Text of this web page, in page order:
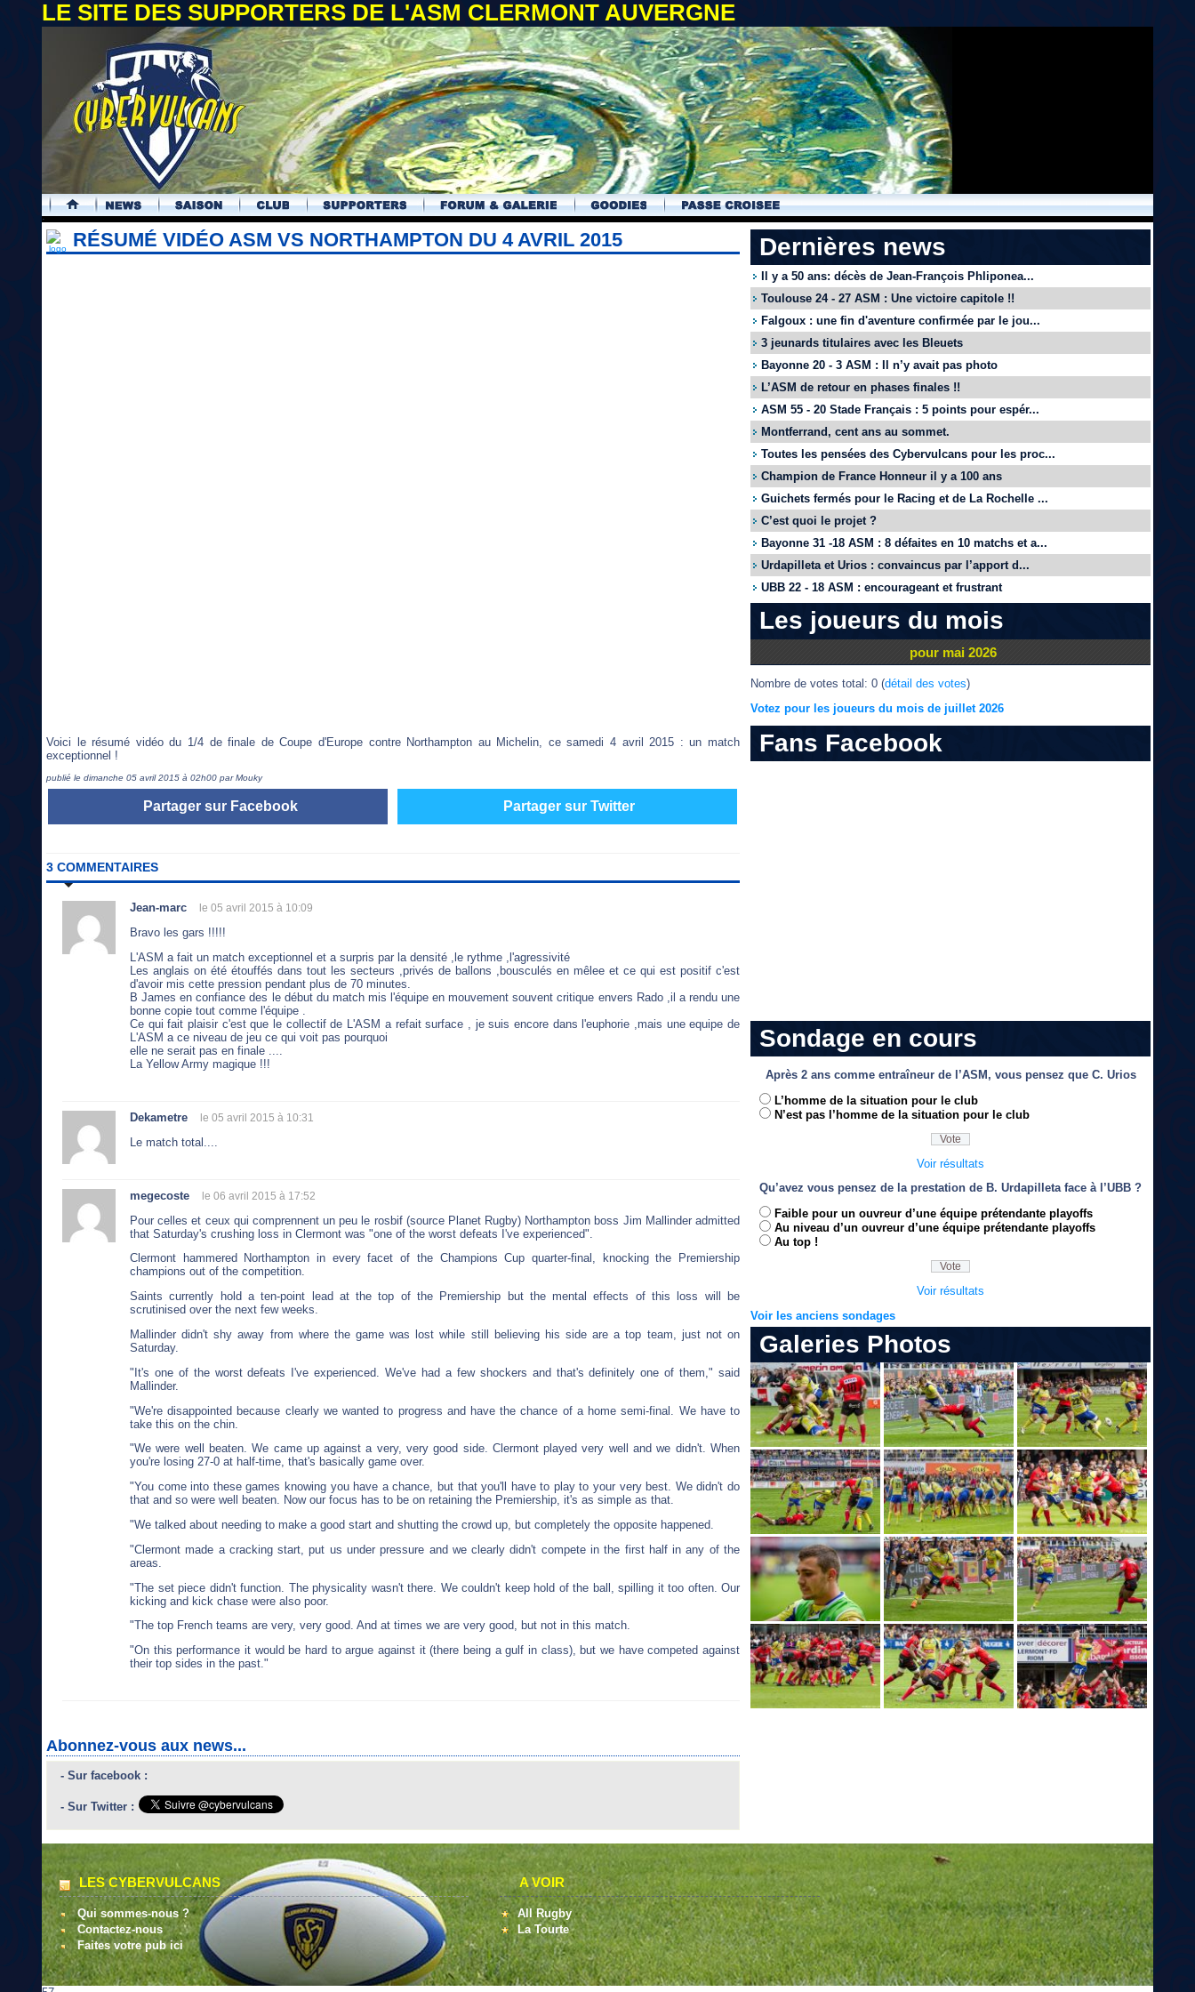
LE SITE DES SUPPORTERS DE L'ASM CLERMONT AUVERGNE
.
RÉSUMÉ VIDÉO ASM VS NORTHAMPTON DU 4 AVRIL 2015
Voici le résumé vidéo du 1/4 de finale de Coupe d'Europe contre Northampton au Michelin, ce samedi 4 avril 2015 : un match
exceptionnel !
publié le dimanche 05 avril 2015 à 02h00 par Mouky
Partager sur Facebook Partager sur Twitter
3 COMMENTAIRES
Jean-marc le 05 avril 2015 à 10:09
Bravo les gars !!!!!
L'ASM a fait un match exceptionnel et a surpris par la densité ,le rythme ,l'agressivité
Les anglais on été étouffés dans tout les secteurs ,privés de ballons ,bousculés en mêlee et ce qui est positif c'est
d'avoir mis cette pression pendant plus de 70 minutes.
B James en confiance des le début du match mis l'équipe en mouvement souvent critique envers Rado ,il a rendu une
bonne copie tout comme l'équipe .
Ce qui fait plaisir c'est que le collectif de L'ASM a refait surface , je suis encore dans l'euphorie ,mais une equipe de
L'ASM a ce niveau de jeu ce qui voit pas pourquoi
elle ne serait pas en finale ....
La Yellow Army magique !!!
Dekametre le 05 avril 2015 à 10:31
Le match total....
megecoste le 06 avril 2015 à 17:52
Pour celles et ceux qui comprennent un peu le rosbif (source Planet Rugby) Northampton boss Jim Mallinder admitted
that Saturday's crushing loss in Clermont was "one of the worst defeats I've experienced".
Clermont hammered Northampton in every facet of the Champions Cup quarter-final, knocking the Premiership
champions out of the competition.
Saints currently hold a ten-point lead at the top of the Premiership but the mental effects of this loss will be
scrutinised over the next few weeks.
Mallinder didn't shy away from where the game was lost while still believing his side are a top team, just not on
Saturday.
"It's one of the worst defeats I've experienced. We've had a few shockers and that's definitely one of them," said
Mallinder.
"We're disappointed because clearly we wanted to progress and have the chance of a home semi-final. We have to
take this on the chin.
"We were well beaten. We came up against a very, very good side. Clermont played very well and we didn't. When
you're losing 27-0 at half-time, that's basically game over.
"You come into these games knowing you have a chance, but that you'll have to play to your very best. We didn't do
that and so were well beaten. Now our focus has to be on retaining the Premiership, it's as simple as that.
"We talked about needing to make a good start and shutting the crowd up, but completely the opposite happened.
"Clermont made a cracking start, put us under pressure and we clearly didn't compete in the first half in any of the
areas.
"The set piece didn't function. The physicality wasn't there. We couldn't keep hold of the ball, spilling it too often. Our
kicking and kick chase were also poor.
"The top French teams are very, very good. And at times we are very good, but not in this match.
"On this performance it would be hard to argue against it (there being a gulf in class), but we have competed against
their top sides in the past."
Abonnez-vous aux news...
- Sur facebook :
- Sur Twitter :
Dernières news
Il y a 50 ans: décès de Jean-François Phliponea...
Toulouse 24 - 27 ASM : Une victoire capitole !!
Falgoux : une fin d'aventure confirmée par le jou...
3 jeunards titulaires avec les Bleuets
Bayonne 20 - 3 ASM : Il n’y avait pas photo
L’ASM de retour en phases finales !!
ASM 55 - 20 Stade Français : 5 points pour espér...
Montferrand, cent ans au sommet.
Toutes les pensées des Cybervulcans pour les proc...
Champion de France Honneur il y a 100 ans
Guichets fermés pour le Racing et de La Rochelle ...
C’est quoi le projet ?
Bayonne 31 -18 ASM : 8 défaites en 10 matchs et a...
Urdapilleta et Urios : convaincus par l’apport d...
UBB 22 - 18 ASM : encourageant et frustrant
Les joueurs du mois
pour mai 2026
Nombre de votes total: 0 (détail des votes)
Votez pour les joueurs du mois de juillet 2026
Fans Facebook
Sondage en cours
Après 2 ans comme entraîneur de l’ASM, vous pensez que C. Urios
L’homme de la situation pour le club
N’est pas l’homme de la situation pour le club
Voir résultats
Qu’avez vous pensez de la prestation de B. Urdapilleta face à l’UBB ?
Faible pour un ouvreur d’une équipe prétendante playoffs
Au niveau d’un ouvreur d’une équipe prétendante playoffs
Au top !
Voir résultats
Voir les anciens sondages
Galeries Photos
LES CYBERVULCANS
Qui sommes-nous ?
Contactez-nous
Faites votre pub ici
A VOIR
All Rugby
La Tourte